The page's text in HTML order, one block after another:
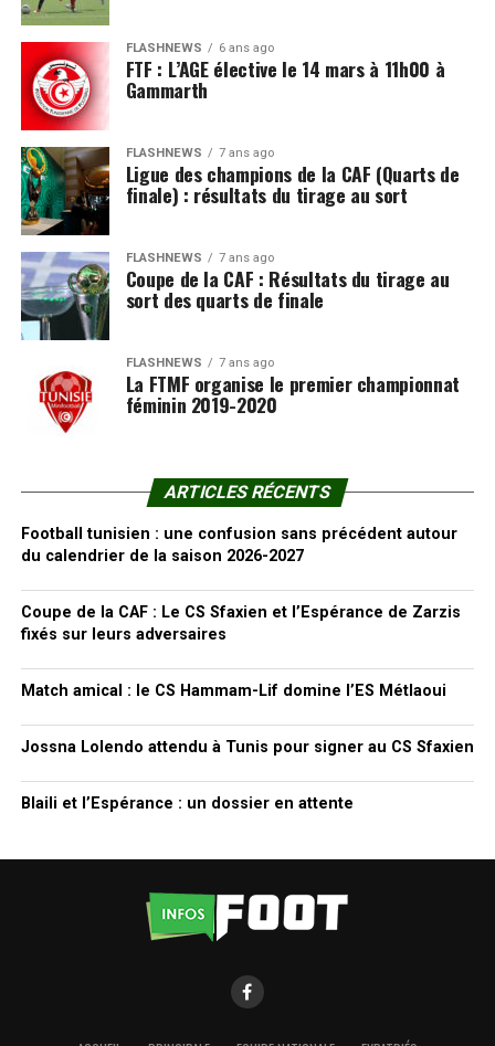
FLASHNEWS 6 ans ago
FTF : L’AGE élective le 14 mars à 11h00 à
Gammarth
FLASHNEWS 7 ans ago
Ligue des champions de la CAF (Quarts de
finale) : résultats du tirage au sort
FLASHNEWS 7 ans ago
Coupe de la CAF : Résultats du tirage au
sort des quarts de finale
FLASHNEWS 7 ans ago
La FTMF organise le premier championnat
féminin 2019-2020
ARTICLES RÉCENTS
Football tunisien : une confusion sans précédent autour
du calendrier de la saison 2026-2027
Coupe de la CAF : Le CS Sfaxien et l’Espérance de Zarzis
fixés sur leurs adversaires
Match amical : le CS Hammam-Lif domine l’ES Métlaoui
Jossna Lolendo attendu à Tunis pour signer au CS Sfaxien
Blaili et l’Espérance : un dossier en attente